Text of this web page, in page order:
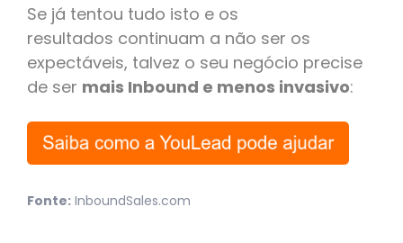
Se já tentou tudo isto e os
resultados continuam a não ser os
expectáveis, talvez o seu negócio precise
de ser mais Inbound e menos invasivo:
Fonte: InboundSales.com